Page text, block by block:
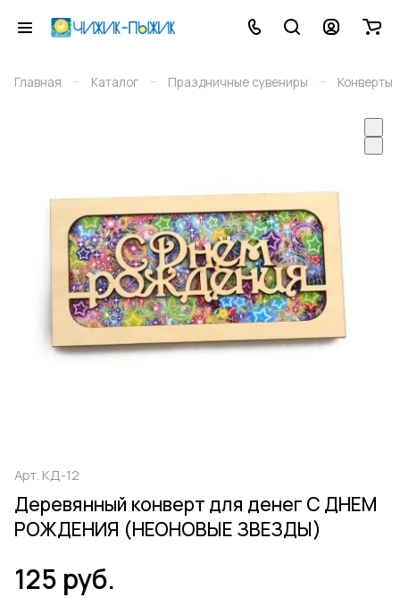
Главная – Каталог – Праздничные сувениры – Конверты
Арт. КД-12
Деревянный конверт для денег С ДНЕМ
РОЖДЕНИЯ (НЕОНОВЫЕ ЗВЕЗДЫ)
125 руб.